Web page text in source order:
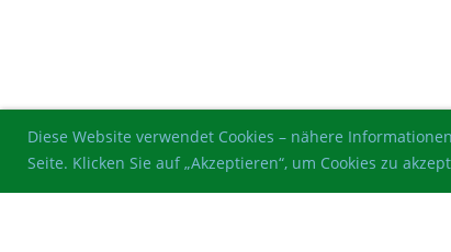
Diese Website verwendet Cookies – nähere
Seite. Klicken Sie auf „Akzeptieren“, um Cookies zu